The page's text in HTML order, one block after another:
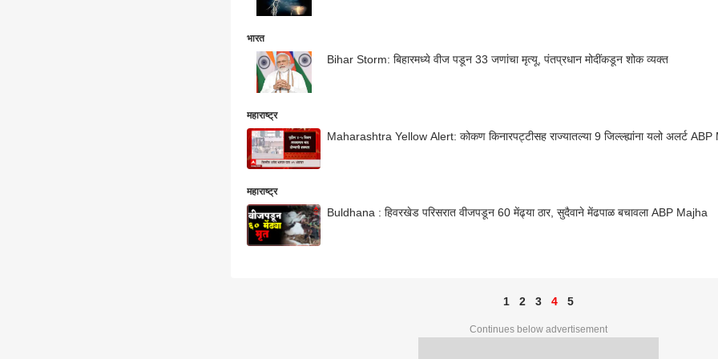
भारत
Bihar Storm: बिहारमध्ये वीज पडून 33 जणांचा मृत्यू, पंतप्रधान मोदींकडून शोक व्यक्त
महाराष्ट्र
Maharashtra Yellow Alert: कोकण किनारपट्टीसह राज्यातल्या 9 जिल्ल्ह्यांना यलो अलर्ट
महाराष्ट्र
Buldhana : हिवरखेड परिसरात वीजपडून 60 मेंढ्या ठार, सुदैवाने मेंढपाळ बचावला ABP Majha
1 2 3 4 5
Continues below advertisement